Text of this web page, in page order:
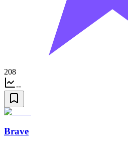
208
--
Brave